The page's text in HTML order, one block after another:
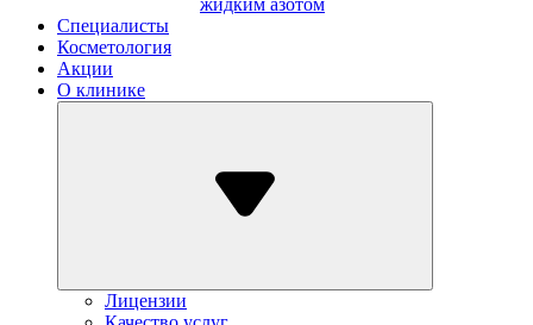
жидким азотом
Специалисты
Косметология
Акции
О клинике
Лицензии